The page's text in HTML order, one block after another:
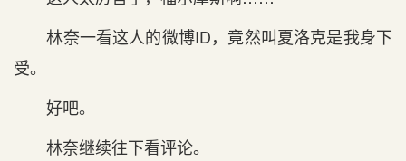
林奈一看这人的微博ID，竟然叫夏洛克是我身下
受。
好吧。
林奈继续往下看评论。